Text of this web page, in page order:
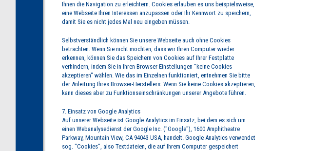
Ihnen die Navigation zu erleichtern. Cookies erlauben es uns beispielsweise,
eine Webseite Ihren Interessen anzupassen oder Ihr Kennwort zu speichern,
damit Sie es nicht jedes Mal neu eingeben müssen.
Selbstverständlich können Sie unsere Webseite auch ohne Cookies
betrachten. Wenn Sie nicht möchten, dass wir Ihren Computer wieder
erkennen, können Sie das Speichern von Cookies auf Ihrer Festplatte
verhindern, indem Sie in Ihren Browser-Einstellungen "keine Cookies
akzeptieren" wählen. Wie das im Einzelnen funktioniert, entnehmen Sie bitte
der Anleitung Ihres Browser-Herstellers. Wenn Sie keine Cookies akzeptieren,
kann dieses aber zu Funktionseinschränkungen unserer Angebote führen.
7. Einsatz von Google Analytics
Auf unserer Webseite ist Google Analytics im Einsatz, bei dem es sich um
einen Webanalysedienst der Google Inc. ("Google"), 1600 Amphitheatre
Parkway, Mountain View, CA 94043 USA, handelt. Google Analytics verwendet
sog. "Cookies", also Textdateien, die auf Ihrem Computer gespeichert